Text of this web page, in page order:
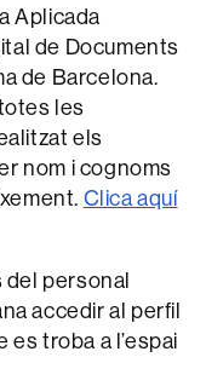
Aplicada
de Documents
de Barcelona.
les
els
nom i cognoms
Clica aquí
del personal
accedir al perfil
troba a l’espai